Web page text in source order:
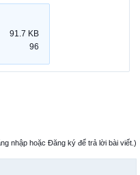
91.7 KB
96
nhập hoặc Đăng ký để trả lời bài viết.)